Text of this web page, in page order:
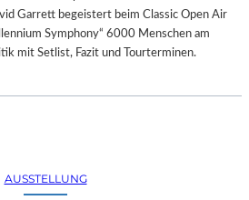
Garrett begeistert beim Classic Open Air
Symphony“ 6000 Menschen am
mit Setlist, Fazit und Tourterminen.
AUSSTELLUNG